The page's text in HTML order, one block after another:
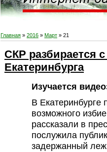
Главная » 2016 » Март » 21
СКР разбирается
Екатеринбурга
Изучается
В Екатеринбурге
возможного
рассказали в
послужила
задержанный